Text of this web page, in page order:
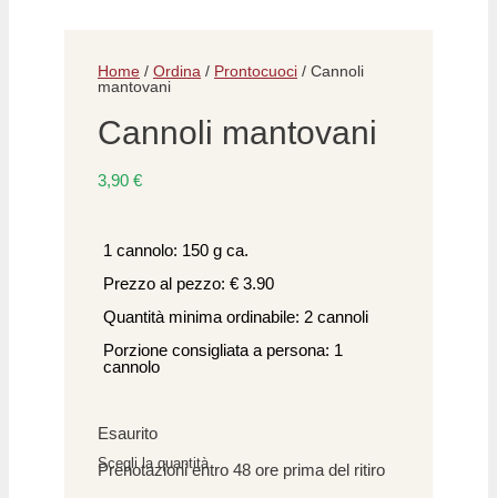
Home / Ordina / Prontocuoci / Cannoli
mantovani
Cannoli mantovani
3,90 €
1 cannolo: 150 g ca.
Prezzo al pezzo: € 3.90
Quantità minima ordinabile: 2 cannoli
Porzione consigliata a persona: 1
cannolo
Esaurito
Scegli la quantità
Prenotazioni entro 48 ore prima del ritiro